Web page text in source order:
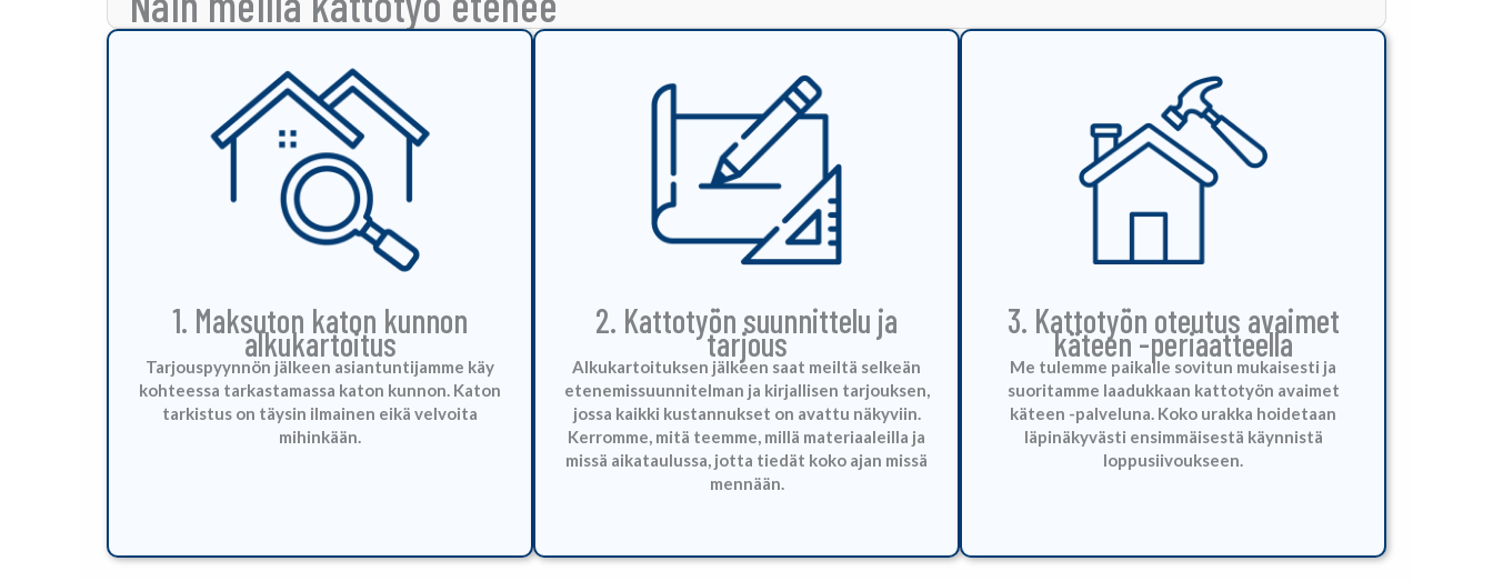
1. Maksuton katon kunnon
alkukartoitus
Tarjouspyynnön jälkeen asiantuntijamme käy
kohteessa tarkastamassa katon kunnon. Katon
tarkistus on täysin ilmainen eikä velvoita
mihinkään.
2. Kattotyön suunnittelu ja
tarjous
Alkukartoituksen jälkeen saat meiltä selkeän
etenemissuunnitelman ja kirjallisen tarjouksen,
jossa kaikki kustannukset on avattu näkyviin.
Kerromme, mitä teemme, millä materiaaleilla ja
missä aikataulussa, jotta tiedät koko ajan missä
mennään.
3. Kattotyön oteutus avaimet
käteen -periaatteella
Me tulemme paikalle sovitun mukaisesti ja
suoritamme laadukkaan kattotyön avaimet
käteen -palveluna. Koko urakka hoidetaan
läpinäkyvästi ensimmäisestä käynnistä
loppusiivoukseen.